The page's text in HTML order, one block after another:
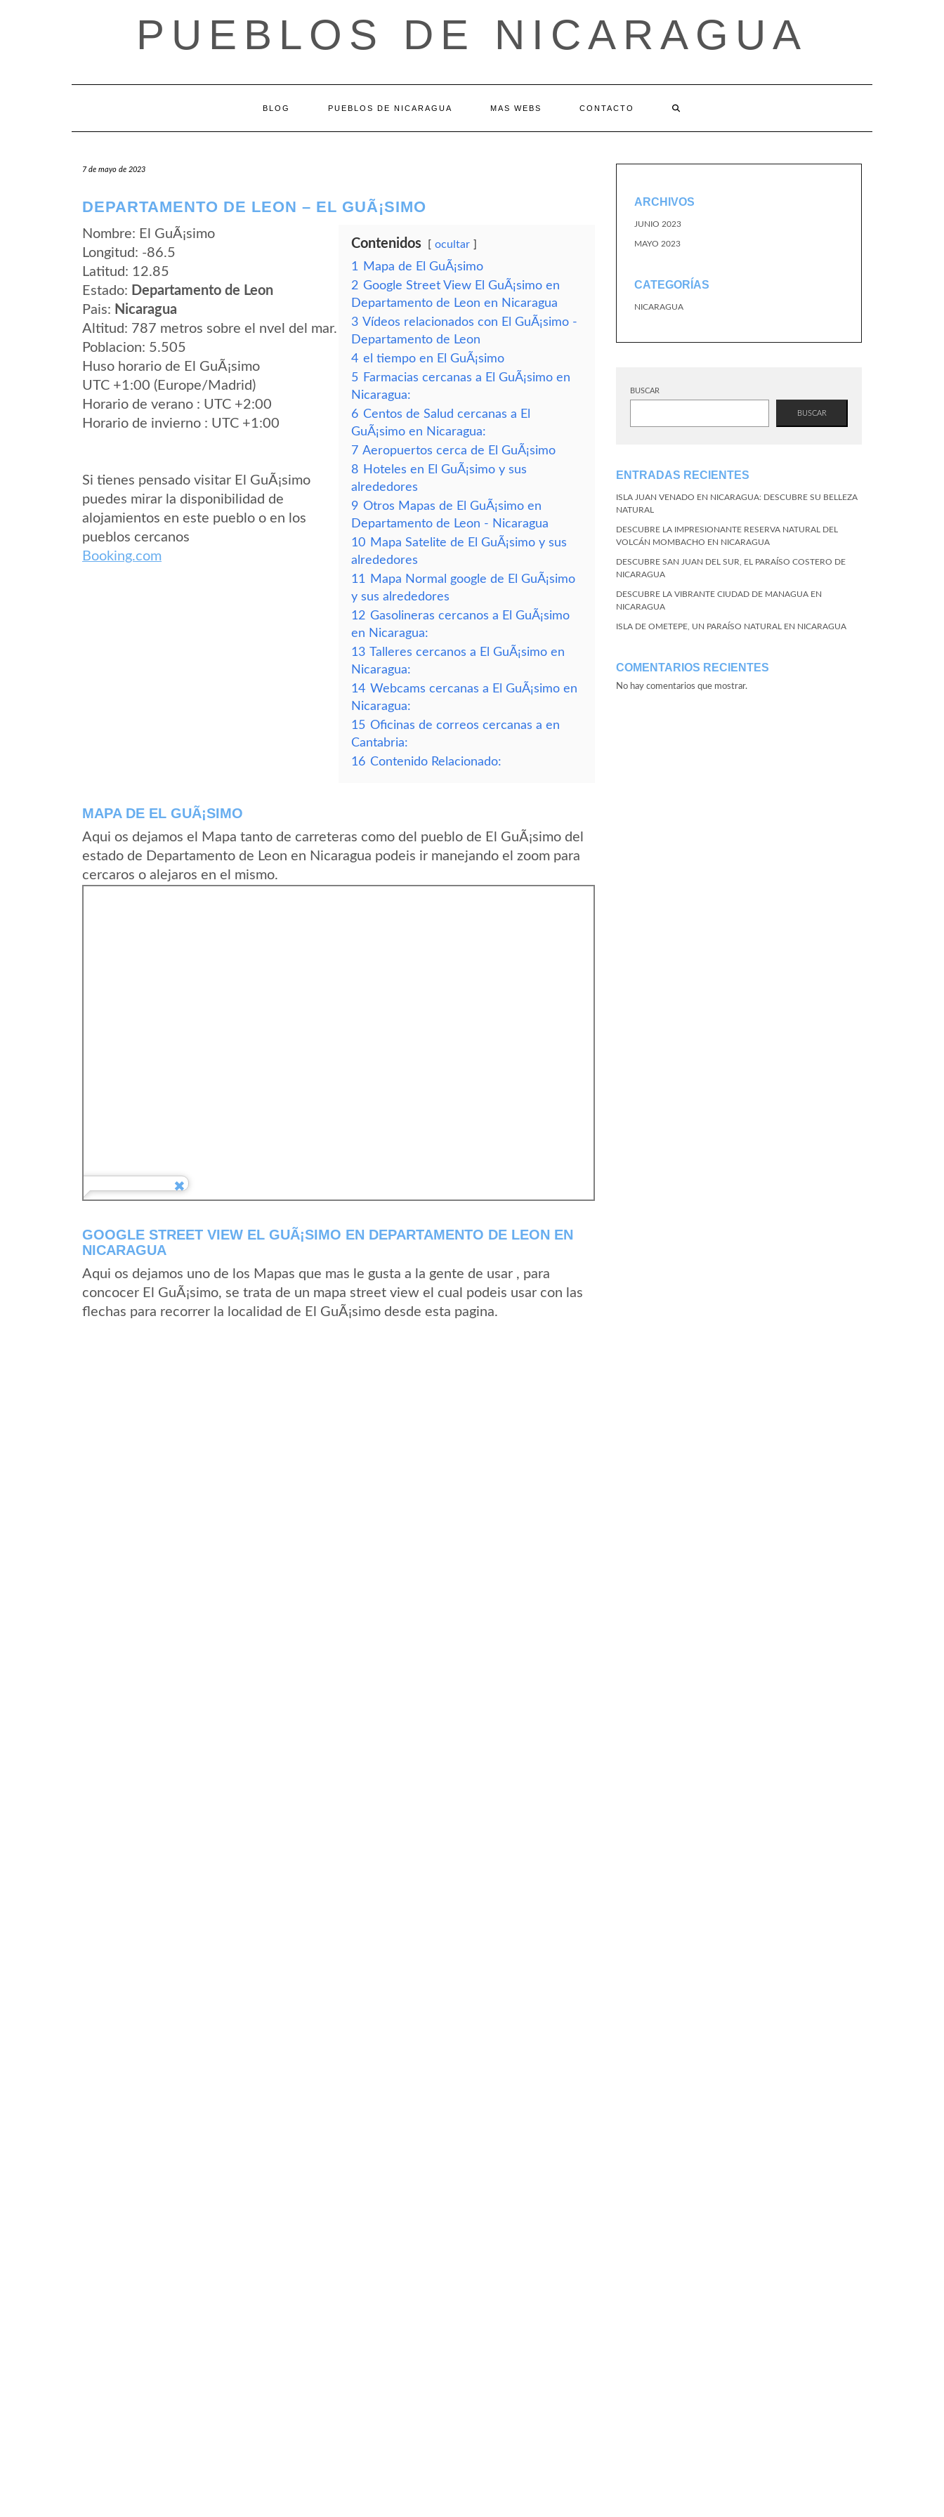
PUEBLOS DE NICARAGUA
BLOG PUEBLOS DE NICARAGUA MAS WEBS CONTACTO
7 de mayo de 2023
DEPARTAMENTO DE LEON – EL GUÃ¡SIMO
Nombre: El GuÃ¡simo
Longitud: -86.5
Latitud: 12.85
Estado: Departamento de Leon
Pais: Nicaragua
Altitud: 787 metros sobre el nvel del mar.
Poblacion: 5.505
Huso horario de El GuÃ¡simo
UTC +1:00 (Europe/Madrid)
Horario de verano : UTC +2:00
Horario de invierno : UTC +1:00
Si tienes pensado visitar El GuÃ¡simo
puedes mirar la disponibilidad de
alojamientos en este pueblo o en los
pueblos cercanos
Booking.com
Contenidos ocultar
1
Mapa de El GuÃ¡simo
2 Google Street View El GuÃ¡simo en
Departamento de Leon en Nicaragua
3 Vídeos relacionados con El GuÃ¡simo -
Departamento de Leon
4 el tiempo en El GuÃ¡simo
5 Farmacias cercanas a El GuÃ¡simo en
Nicaragua:
6 Centos de Salud cercanas a El
GuÃ¡simo en Nicaragua:
7 Aeropuertos cerca de El GuÃ¡simo
8 Hoteles en El GuÃ¡simo y sus
alrededores
9 Otros Mapas de El GuÃ¡simo en
Departamento de Leon - Nicaragua
10 Mapa Satelite de El GuÃ¡simo y sus
alrededores
11
Mapa Normal google de El GuÃ¡simo
y sus alrededores
12 Gasolineras cercanos a El GuÃ¡simo
en Nicaragua:
13 Talleres cercanos a El GuÃ¡simo en
Nicaragua:
14 Webcams cercanas a El GuÃ¡simo en
Nicaragua:
15 Oficinas de correos cercanas a en
Cantabria:
16 Contenido Relacionado:
MAPA DE EL GUÃ¡SIMO
Aqui os dejamos el Mapa tanto de carreteras como del pueblo de El GuÃ¡simo del
estado de Departamento de Leon en Nicaragua podeis ir manejando el zoom para
cercaros o alejaros en el mismo.
GOOGLE STREET VIEW EL GUÃ¡SIMO EN DEPARTAMENTO DE LEON EN
NICARAGUA
Aqui os dejamos uno de los Mapas que mas le gusta a la gente de usar , para
concocer El GuÃ¡simo, se trata de un mapa street view el cual podeis usar con las
flechas para recorrer la localidad de El GuÃ¡simo desde esta pagina.
ARCHIVOS
JUNIO 2023
MAYO 2023
CATEGORÍAS
NICARAGUA
BUSCAR
BUSCAR
ENTRADAS RECIENTES
ISLA JUAN VENADO EN NICARAGUA: DESCUBRE SU BELLEZA
NATURAL
DESCUBRE LA IMPRESIONANTE RESERVA NATURAL DEL
VOLCÁN MOMBACHO EN NICARAGUA
DESCUBRE SAN JUAN DEL SUR, EL PARAÍSO COSTERO DE
NICARAGUA
DESCUBRE LA VIBRANTE CIUDAD DE MANAGUA EN
NICARAGUA
ISLA DE OMETEPE, UN PARAÍSO NATURAL EN NICARAGUA
COMENTARIOS RECIENTES
No hay comentarios que mostrar.